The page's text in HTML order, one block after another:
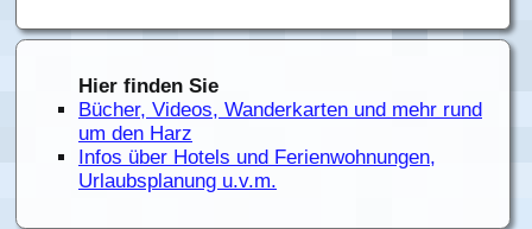
Hier finden Sie
Bücher, Videos, Wanderkarten und mehr rund
um den Harz
Infos über Hotels und Ferienwohnungen,
Urlaubsplanung u.v.m.